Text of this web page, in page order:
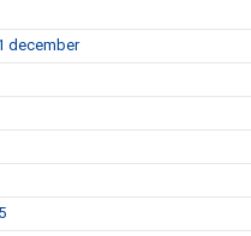
december